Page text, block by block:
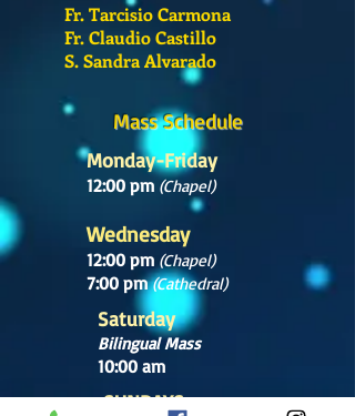
Fr. Tarcisio Carmona
Fr. Claudio Castillo
S. Sandra Alvarado
Mass Schedule
Monday-Friday
12:00 pm (Chapel)
Wednesday
12:00 pm (Chapel)
7:00 pm(Cathedral)
Saturday
Bilingual Mass
10:00 am
SUNDAYS